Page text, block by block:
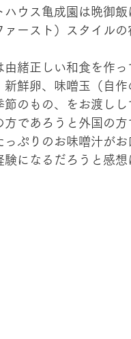
ハウス亀成園は晩御
ァースト）スタイル
由緒正しい和食を作っ
新鮮卵、味噌玉（自
節のもの、をお渡しし
方であろうと外国の
っぷりのお味噌汁が
験になるだろうと感